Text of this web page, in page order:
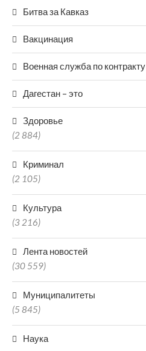
Битва за Кавказ
Вакцинация
Военная служба по контракту
Дагестан – это
Здоровье
(2 884)
Криминал
(2 105)
Культура
(3 216)
Лента новостей
(30 559)
Муниципалитеты
(5 845)
Наука